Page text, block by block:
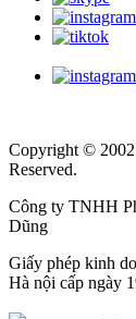
Copyright ©
Reserved.
Công ty TNHH
Dũng
Giấy phép kinh
Hà nội cấp ngày